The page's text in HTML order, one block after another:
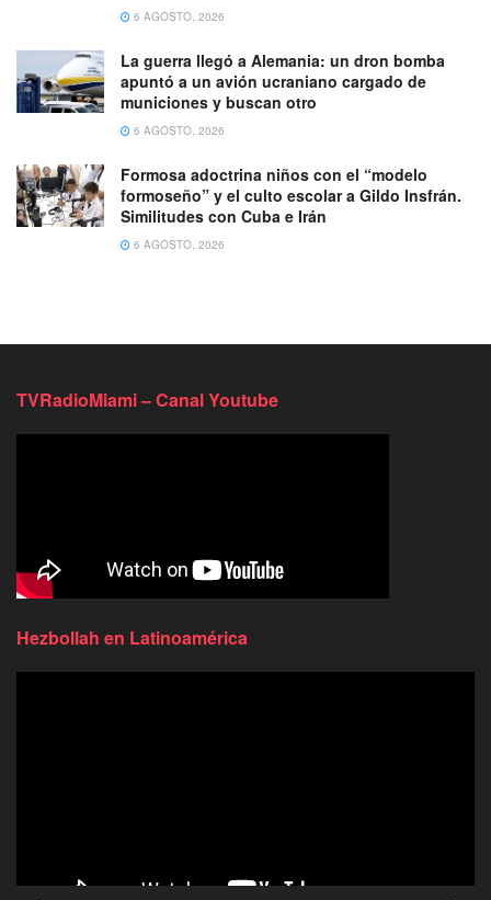
6 AGOSTO, 2026
La guerra llegó a Alemania: un dron bomba
apuntó a un avión ucraniano cargado de
municiones y buscan otro
6 AGOSTO, 2026
Formosa adoctrina niños con el “modelo
formoseño” y el culto escolar a Gildo Insfrán.
Similitudes con Cuba e Irán
6 AGOSTO, 2026
TVRadioMiami – Canal Youtube
Hezbollah en Latinoamérica